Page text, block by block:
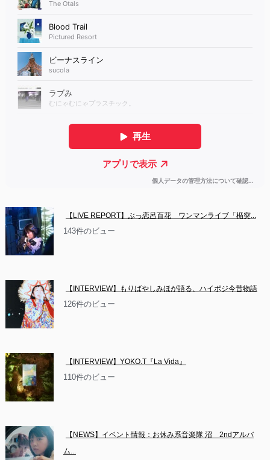
【LIVE REPORT】ぶっ恋呂百花　ワンマンライブ「楯突...
143件のビュー
【INTERVIEW】もりばやしみほが語る、ハイポジ今昔物語
126件のビュー
【INTERVIEW】YOKO.T『La Vida』
110件のビュー
【NEWS】イベント情報：お休み系音楽隊 沼　2ndアルバ
ム...